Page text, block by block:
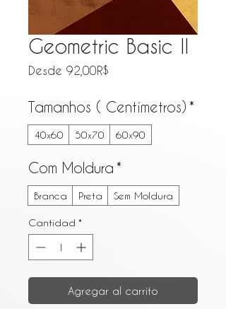
Geometric Basic II
Desde 92,00R$
Tamanhos ( Centímetros) *
40x60 50x70 60x90
Com Moldura *
Branca Preta Sem Moldura
Cantidad *
Agregar al carrito